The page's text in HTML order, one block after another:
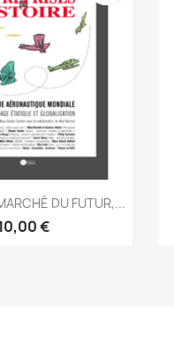
rapide
DU FUTUR,...
€